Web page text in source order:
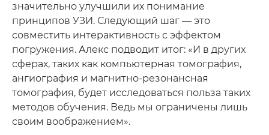
значительно улучшили их понимание
принципов УЗИ. Следующий шаг — это
совместить интерактивность с эффектом
погружения. Алекс подводит итог: «И в других
сферах, таких как компьютерная томография,
ангиография и магнитно-резонансная
томография, будет исследоваться польза таких
методов обучения. Ведь мы ограничены лишь
своим воображением».